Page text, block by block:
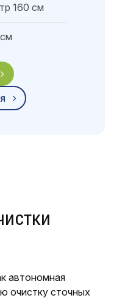
160 см
автономная
очистку сточных